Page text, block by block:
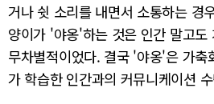
거나 쉿 소리를 내면서 소통하는 경
양이가 '야옹'하는 것은 인간 말고도
무차별적이었다. 결국 '야옹'은 가축
가 학습한 인간과의 커뮤니케이션